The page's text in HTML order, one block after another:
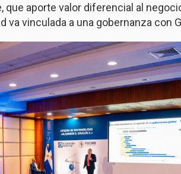
aporte valor diferencial al
va vinculada a una gobernanza con